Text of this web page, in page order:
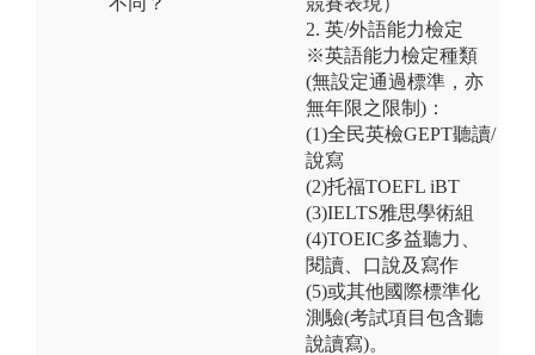
2. 英/外語能力檢定
※英語能力檢定種類
(無設定通過標準，亦
無年限之限制)：
(1)全民英檢GEPT聽讀/
說寫
(2)托福TOEFL iBT
(3)IELTS雅思學術組
(4)TOEIC多益聽力、
閱讀、口說及寫作
(5)或其他國際標準化
測驗(考試項目包含聽
說讀寫)。